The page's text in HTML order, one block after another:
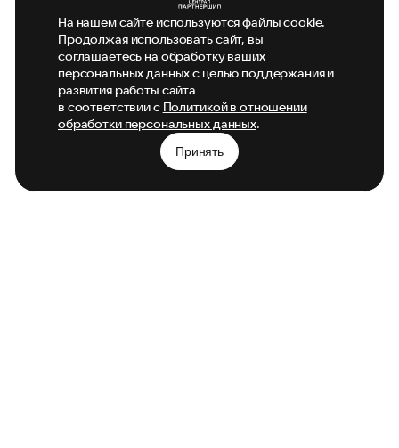
На нашем сайте используются файлы cookie.
Продолжая использовать сайт, вы
соглашаетесь на обработку ваших
персональных данных с целью поддержания и
развития работы сайта
в соответствии с Политикой в отношении
обработки персональных данных.
Принять